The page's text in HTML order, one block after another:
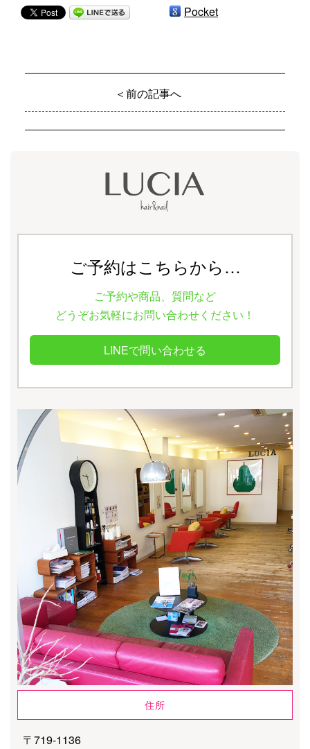
Pocket
＜前の記事へ
ご予約はこちらから…
ご予約や商品、質問など
どうぞお気軽にお問い合わせください！
LINEで問い合わせる
住所
〒719-1136